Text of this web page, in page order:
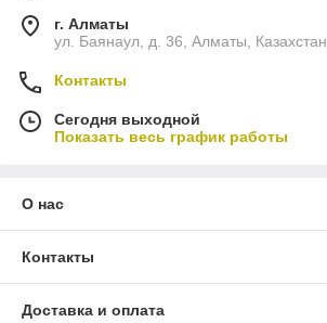
г. Алматы
ул. Баянаул, д. 36, Алматы, Казахстан
Контакты
Сегодня выходной
Показать весь график работы
О нас
Контакты
Доставка и оплата